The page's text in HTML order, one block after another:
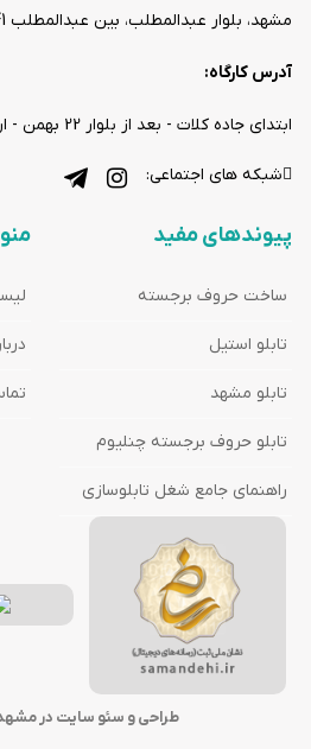
مشهد، بلوار عبدالمطلب، بین عبدالمطلب 41 و 43 پلاک 1/8
آدرس کارگاه:
ابتدای جاده کلات - بعد از بلوار 22 بهمن - ارشاد 5 - قطعه چهارم
شبکه های اجتماعی:
پیوندهای مفید
ساخت حروف برجسته
تابلو استیل
تابلو مشهد
تابلو حروف برجسته چنلیوم
راهنمای جامع شغل تابلوسازی
طراحی و سئو سایت در